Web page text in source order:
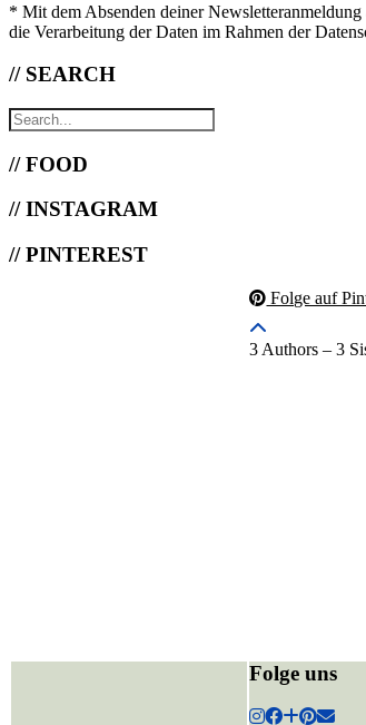
* Mit dem Absenden deiner Newsletteranmeldung
die Verarbeitung der Daten im Rahmen der
// SEARCH
// FOOD
// INSTAGRAM
// PINTEREST
Folge auf
3 Authors – 3
Folge uns